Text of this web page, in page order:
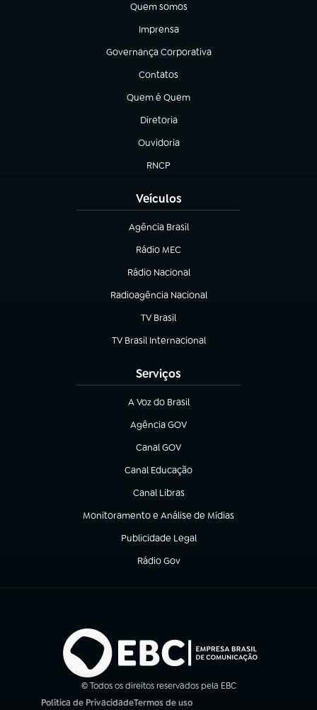
Quem somos
(abre em nova aba)
Imprensa
(abre em nova aba)
Governança Corporativa
(abre em nova aba)
Contatos
(abre em nova aba)
Quem é Quem
(abre em nova aba)
Diretoria
(abre em nova aba)
Ouvidoria
(abre em nova aba)
RNCP
(abre em nova aba)
Veículos
Agência Brasil
(abre em nova aba)
Rádio MEC
Rádio Nacional
(abre em nova aba)
Radioagência Nacional
(abre em nova aba)
TV Brasil
(abre em nova aba)
TV Brasil Internacional
(abre em nova aba)
Serviços
A Voz do Brasil
(abre em nova aba)
Agência GOV
(abre em nova aba)
Canal GOV
(abre em nova aba)
Canal Educação
(abre em nova aba)
Canal Libras
(abre em nova aba)
Monitoramento e Análise de Mídias
(abre em nova aba)
Publicidade Legal
(abre em nova aba)
Rádio Gov
(abre em nova aba)
© Todos os direitos reservados pela EBC
Política de PrivacidadeTermos de uso